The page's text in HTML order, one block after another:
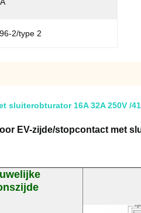
2/type 2
sluiterobturator 16A 32A 250V /
EV-zijde/stopcontact met